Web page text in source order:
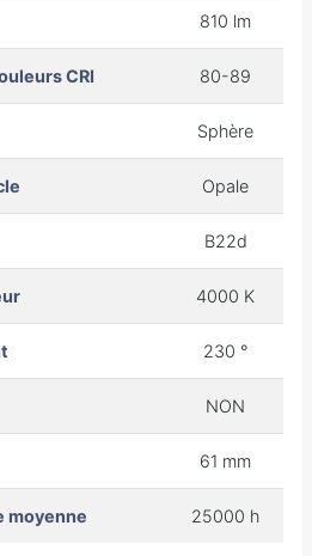
810 lm
CRI 80-89
Sphère
Opale
B22d
4000 K
230 °
NON
61 mm
moyenne 25000 h